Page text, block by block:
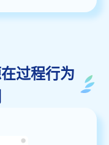
过程行为